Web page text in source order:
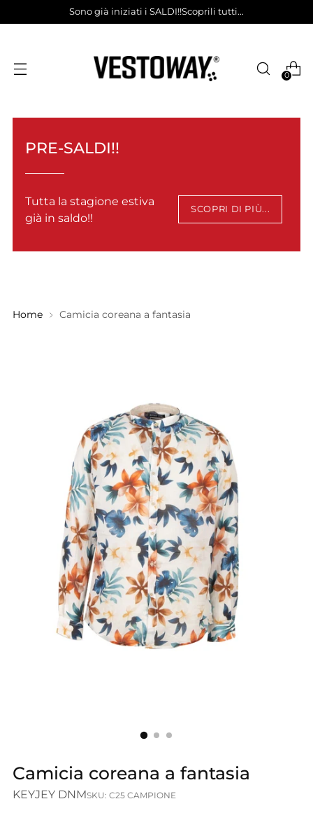
Sono già iniziati i SALDI!!Scoprili tutti...
0
PRE-SALDI!!
Tutta la stagione estiva
già in saldo!!
SCOPRI DI PIÙ...
Home Camicia coreana a fantasia
Camicia coreana a fantasia
KEYJEY DNMSKU: C25 CAMPIONE